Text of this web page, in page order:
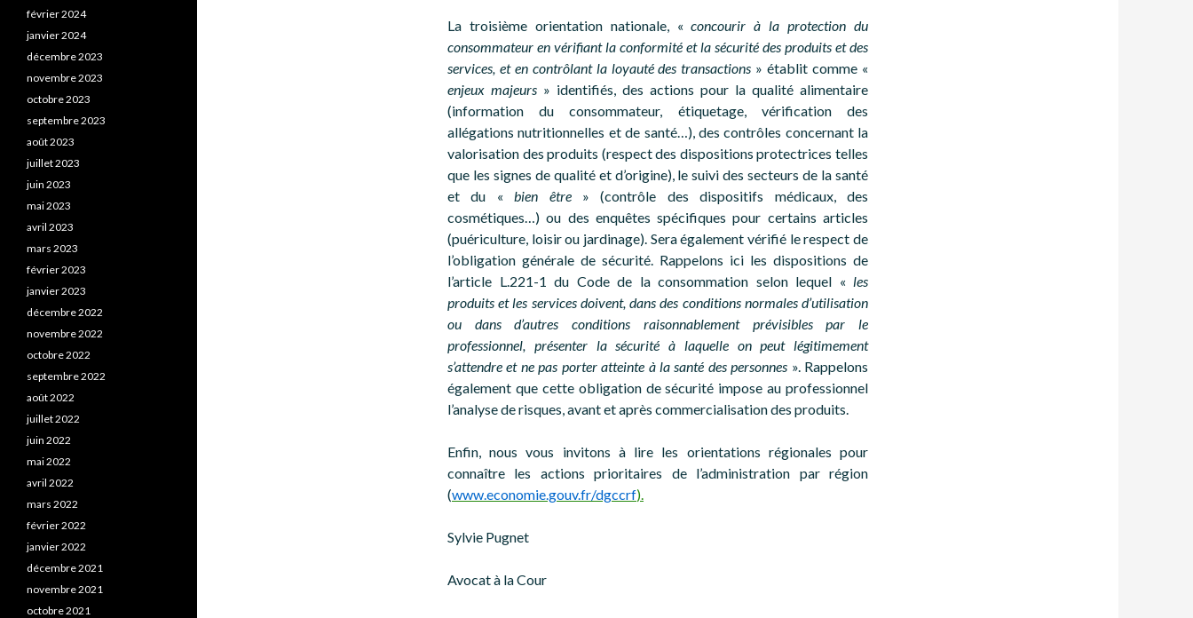
La troisième orientation nationale, «concourir à la protection du
consommateur en vérifiant la conformité et la sécurité des produits et des
services, et en contrôlant la loyauté des transactions » établit comme «
enjeux majeurs » identifiés, des actions pour la qualité alimentaire
(information du consommateur, étiquetage, vérification des
allégations nutritionnelles et de santé…), des contrôles concernant la
valorisation des produits (respect des dispositions protectrices telles
que les signes de qualité et d’origine), le suivi des secteurs de la santé
et du « bien être» (contrôle des dispositifs médicaux, des
cosmétiques…) ou des enquêtes spécifiques pour certains articles
(puériculture, loisir ou jardinage). Sera également vérifié le respect de
l’obligation générale de sécurité. Rappelons ici les dispositions de
l’article L.221-1 du Code de la consommation selon lequel « les
produits et les services doivent, dans des conditions normales d’utilisation
ou dans d’autres conditions raisonnablement prévisibles par le
professionnel, présenter la sécurité à laquelle on peut légitimement
s’attendre et ne pas porter atteinte à la santé des personnes ». Rappelons
également que cette obligation de sécurité impose au professionnel
l’analyse de risques, avant et après commercialisation des produits.
Enfin, nous vous invitons à lire les orientations régionales pour
connaître les actions prioritaires de l’administration par région
(www.economie.gouv.fr/dgccrf).
Sylvie Pugnet
Avocat à la Cour
février 2024
janvier 2024
décembre 2023
novembre 2023
octobre 2023
septembre 2023
août 2023
juillet 2023
juin 2023
mai 2023
avril 2023
mars 2023
février 2023
janvier 2023
décembre 2022
novembre 2022
octobre 2022
septembre 2022
août 2022
juillet 2022
juin 2022
mai 2022
avril 2022
mars 2022
février 2022
janvier 2022
décembre 2021
novembre 2021
octobre 2021